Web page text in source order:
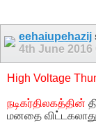
eehaiupehazij
4th June 2016
High Voltage
நடிகர்திலகத்தின்
மனதை விட்டகலாது